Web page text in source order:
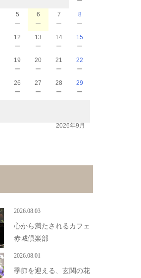
5
－
6
－
7
－
8
－
12
－
13
－
14
－
15
－
19
－
20
－
21
－
22
－
26
－
27
－
28
－
29
－
2026年9月
2026.08.03
心から満たされるカフェ
赤城倶楽部
2026.08.01
季節を迎える、玄関の花